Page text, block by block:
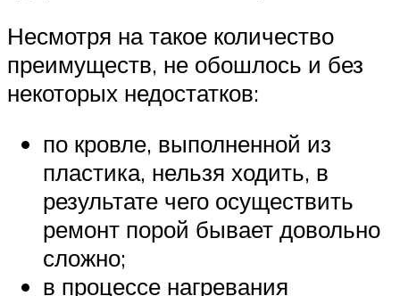
Несмотря на такое количество
преимуществ, не обошлось и без
некоторых недостатков:
по кровле, выполненной из
пластика, нельзя ходить, в
результате чего осуществить
ремонт порой бывает довольно
сложно;
в процессе нагревания